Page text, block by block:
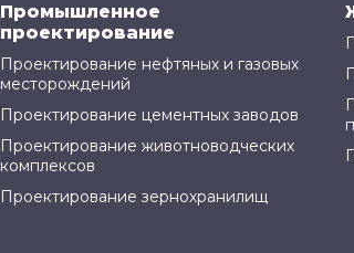
Промышленное
проектирование
Проектирование нефтяных и газовых
месторождений
Проектирование цементных заводов
Проектирование животноводческих
комплексов
Проектирование зернохранилищ